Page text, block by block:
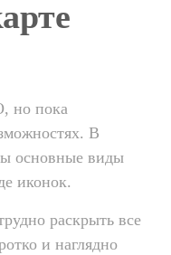
но пока
В
основные виды
иконок.
раскрыть все
и наглядно